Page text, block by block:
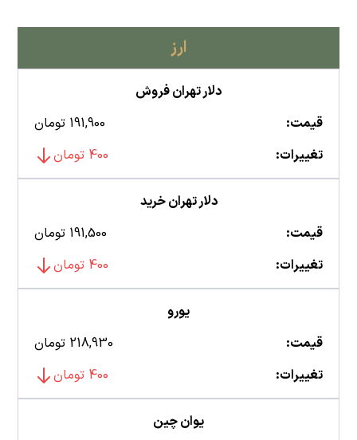
ارز
دلار تهران فروش
قیمت:
191,900 تومان
تغییرات:
400 تومان
دلار تهران خرید
قیمت:
191,500 تومان
تغییرات:
400 تومان
یورو
قیمت:
218,930 تومان
تغییرات:
400 تومان
یوان چین